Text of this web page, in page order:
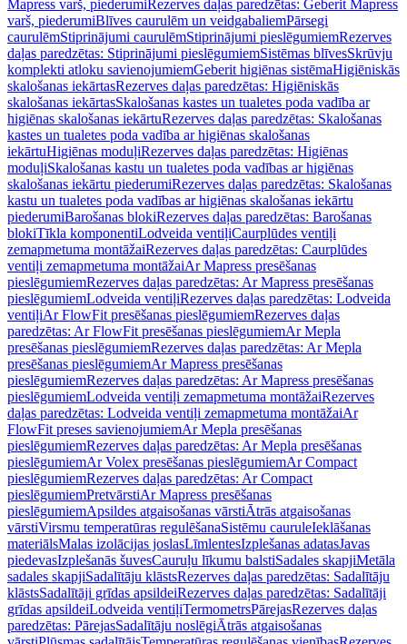
Mapress varš, piederumiRezerves daļas paredzētas: Geberit Mapress
varš, piederumiBlīves caurulēm un veidgabaliemPārsegi
caurulēmStiprinājumi caurulēmStiprinājumi pieslēgumiemRezerves
daļas paredzētas: Stiprinājumi pieslēgumiemSistēmas blīvesSkrūvju
komplekti atloku savienojumiemGeberit higiēnas sistēmaHigiēniskās
skalošanas iekārtasRezerves daļas paredzētas: Higiēniskās
skalošanas iekārtasSkalošanas kastes un tualetes poda vadība ar
higiēnas skalošanas iekārtuRezerves daļas paredzētas: Skalošanas
kastes un tualetes poda vadība ar higiēnas skalošanas
iekārtuHigiēnas moduļiRezerves daļas paredzētas: Higiēnas
moduļiSkalošanas kastu un tualetes poda vadības ar higiēnas
skalošanas iekārtu piederumiRezerves daļas paredzētas: Skalošanas
kastu un tualetes poda vadības ar higiēnas skalošanas iekārtu
piederumiBarošanas blokiRezerves daļas paredzētas: Barošanas
blokiTīkla komponentiLodveida ventiļiCaurplūdes ventiļi
zemapmetuma montāžaiRezerves daļas paredzētas: Caurplūdes
ventiļi zemapmetuma montāžaiAr Mapress presēšanas
pieslēgumiemRezerves daļas paredzētas: Ar Mapress presēšanas
pieslēgumiemLodveida ventiļiRezerves daļas paredzētas: Lodveida
ventiļiAr FlowFit presēšanas pieslēgumiemRezerves daļas
paredzētas: Ar FlowFit presēšanas pieslēgumiemAr Mepla
presēšanas pieslēgumiemRezerves daļas paredzētas: Ar Mepla
presēšanas pieslēgumiemAr Mapress presēšanas
pieslēgumiemRezerves daļas paredzētas: Ar Mapress presēšanas
pieslēgumiemLodveida ventiļi zemapmetuma montāžaiRezerves
daļas paredzētas: Lodveida ventiļi zemapmetuma montāžaiAr
FlowFit preses savienojumiemAr Mepla presēšanas
pieslēgumiemRezerves daļas paredzētas: Ar Mepla presēšanas
pieslēgumiemAr Volex presēšanas pieslēgumiemAr Compact
pieslēgumiemRezerves daļas paredzētas: Ar Compact
pieslēgumiemPretvārstiAr Mapress presēšanas
pieslēgumiemApsildes atgaisošanas vārstiĀtrās atgaisošanas
vārstiVirsmu temperatūras regulēšanaSistēmu cauruleIeklāšanas
materiālsMalas izolācijas joslasLīmlentesIzplešanas adatasJavas
piedevasIzplešanās šuvesCauruļu līkumu balstiSadales skapjiMetāla
sadales skapjiSadalītāju klāstsRezerves daļas paredzētas: Sadalītāju
klāstsSadalītāji grīdas apsildeiRezerves daļas paredzētas: Sadalītāji
grīdas apsildeiLodveida ventiļiTermometrsPārejasRezerves daļas
paredzētas: PārejasSadalītāju noslēgiĀtrās atgaisošanas